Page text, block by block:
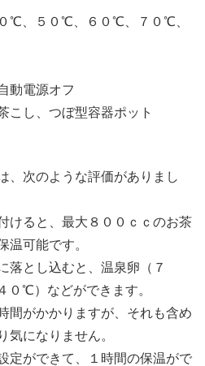
０℃、５０℃、６０℃、７０℃、
動電源オフ
こし、つぼ型容器ポット
、次のような評価がありまし
けると、最大８００ｃｃのお茶
温可能です。
落とし込むと、温泉卵（７
０℃）などができます。
間がかかりますが、それも含め
気になりません。
定ができて、１時間の保温がで